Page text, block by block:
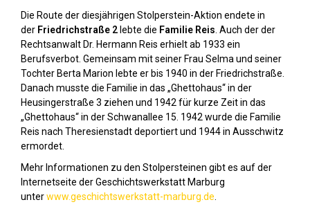
Die Route der diesjährigen Stolperstein-Aktion endete in
der Friedrichstraße 2lebte die Familie Reis . Auch der der
Rechtsanwalt Dr. Hermann Reis erhielt ab 1933 ein
Berufsverbot. Gemeinsam mit seiner Frau Selma und seiner
Tochter Berta Marion lebte er bis 1940 in der Friedrichstraße.
Danach musste die Familie in das „Ghettohaus“ in der
Heusingerstraße 3 ziehen und 1942 für kurze Zeit in das
„Ghettohaus“ in der Schwanallee 15. 1942 wurde die Familie
Reis nach Theresienstadt deportiert und 1944 in Ausschwitz
ermordet.
Mehr Informationen zu den Stolpersteinen gibt es auf der
Internetseite der Geschichtswerkstatt Marburg
unterwww.geschichtswerkstatt-marburg.de